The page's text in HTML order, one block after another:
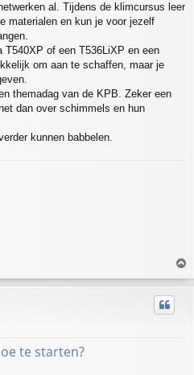
al. Tijdens de klimcursus leer
materialen en kun je voor jezelf
T540XP of een T536LiXP en een
om aan te schaffen, maar je
themadag van de KPB. Zeker een
dan over schimmels en hun
kunnen babbelen.
p
te starten?